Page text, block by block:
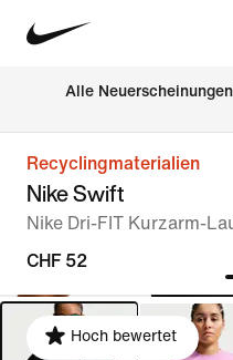
Alle
Recyclingmaterialien
Nike Swift
Nike Dri-FIT Kurzarm-
CHF 52
Hoch bewertet